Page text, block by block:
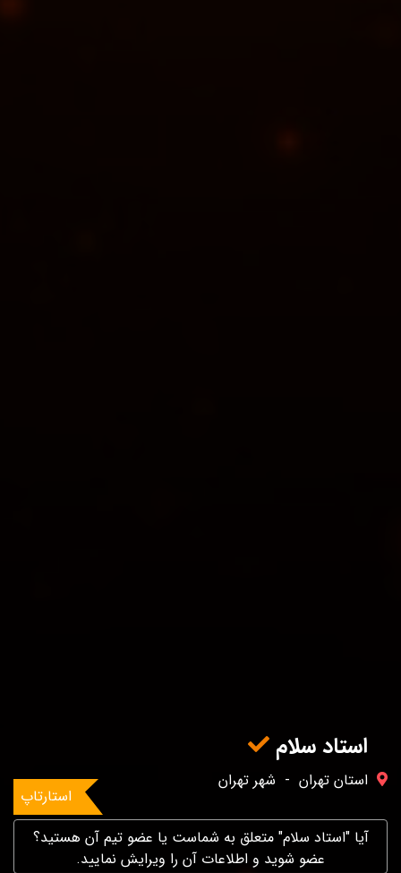
استاد سلام
استان تهران - شهر تهران
استارتاپ
آیا "استاد سلام" متعلق به شماست یا عضو تیم آن هستید؟
عضو شوید و اطلاعات آن را ویرایش نمایید.